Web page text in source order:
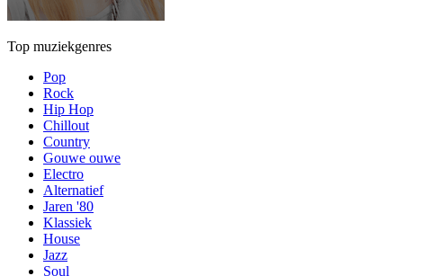
Top muziekgenres
Pop
Rock
Hip Hop
Chillout
Country
Gouwe ouwe
Electro
Alternatief
Jaren '80
Klassiek
House
Jazz
Soul